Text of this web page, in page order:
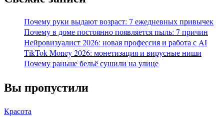
Почему руки выдают возраст: 7 ежедневных привычек
Почему в доме постоянно появляется пыль: 7 причин
Нейровизуалист 2026: новая профессия и работа с AI
TikTok Money 2026: монетизация и вирусные ниши
Почему раньше бельё сушили на улице
Вы пропустили
Красота